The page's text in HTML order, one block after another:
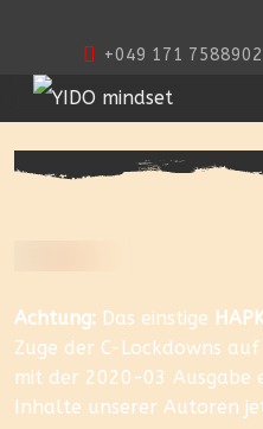
+049 171 7588902
Achtung: Das einstige
Zuge der C-Lockdowns
mit der 2020-03 Ausgabe
Inhalte unserer Autoren